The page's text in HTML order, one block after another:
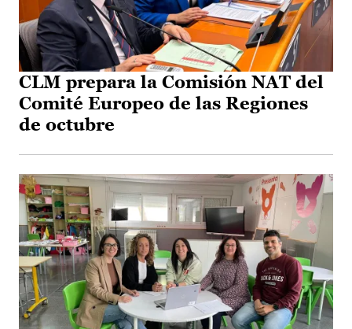
CLM prepara la Comisión NAT del
Comité Europeo de las Regiones
de octubre